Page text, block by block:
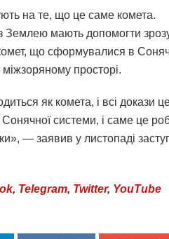
на те, що це саме комета.
Землею мають допомогти
що сформувалися в
просторі.
як комета, і всі докази
системи, і саме це
— заявив у листопаді
, Telegram, Twitter, YouTube